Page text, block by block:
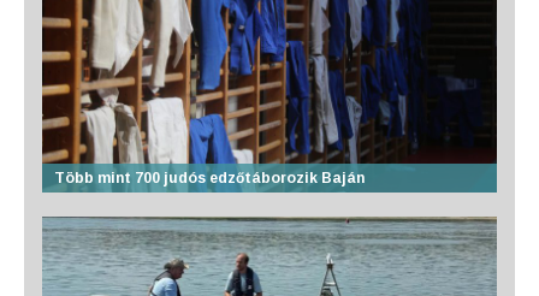
Több mint 700 judós edzőtáborozik Baján